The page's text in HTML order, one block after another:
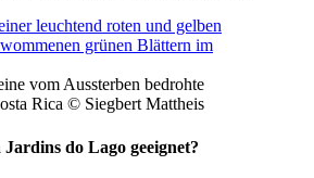
vom Aussterben bedrohte
Rica © Siegbert Mattheis
do Lago geeignet?